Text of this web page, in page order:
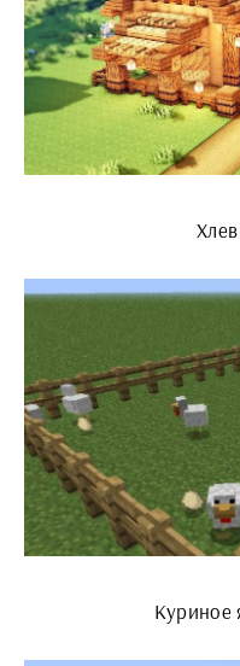
Куриное